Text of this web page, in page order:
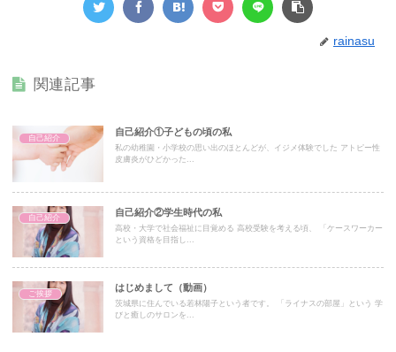
rainasu
関連記事
自己紹介
自己紹介①子どもの頃の私
私の幼稚園・小学校の思い出のほとんどが、イジメ体験でした アトピー性
皮膚炎がひどかった...
自己紹介
自己紹介②学生時代の私
高校・大学で社会福祉に目覚める 高校受験を考える頃、 「ケースワーカー
という資格を目指し...
ご挨拶
はじめまして（動画）
茨城県に住んでいる若林陽子という者です。 「ライナスの部屋」という 学
びと癒しのサロンを...